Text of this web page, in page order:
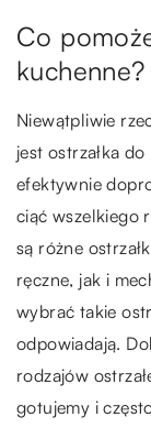
Co
kuchenne?
Niewątpliwie
jest ostrzałka
efektywnie
ciąć wszelkiego
są różne
ręczne, jak i
wybrać takie
odpowiadają.
rodzajów
gotujemy i